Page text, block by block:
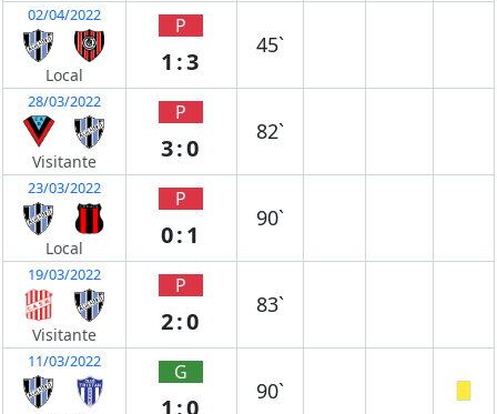
02/04/2022
Local
P
1:3
45`
28/03/2022
Visitante
P
3:0
82`
23/03/2022
Local
P
0:1
90`
19/03/2022
Visitante
P
2:0
83`
11/03/2022 G
1:0
90`